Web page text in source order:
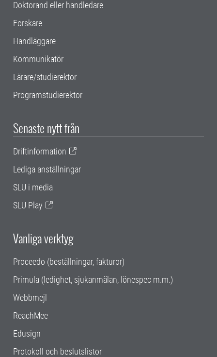
Doktorand eller handledare
Forskare
Handläggare
Kommunikatör
Lärare/studierektor
Programstudierektor
Senaste nytt från
Driftinformation
Lediga anställningar
SLU i media
SLU Play
Vanliga verktyg
Proceedo (beställningar, fakturor)
Primula (ledighet, sjukanmälan, lönespec m.m.)
Webbmejl
ReachMee
Edusign
Protokoll och beslutslistor